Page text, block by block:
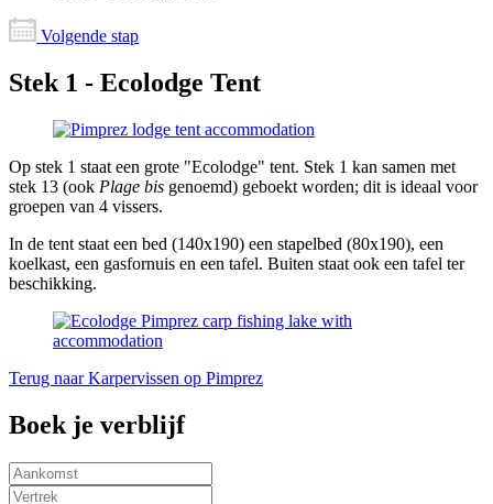
Volgende stap
Stek 1 - Ecolodge Tent
Op stek 1 staat een grote "Ecolodge" tent. Stek 1 kan samen met
stek 13 (ook Plage bis genoemd) geboekt worden; dit is ideaal voor
groepen van 4 vissers.
In de tent staat een bed (140x190) een stapelbed (80x190), een
koelkast, een gasfornuis en een tafel. Buiten staat ook een tafel ter
beschikking.
Terug naar Karpervissen op Pimprez
Boek je verblijf